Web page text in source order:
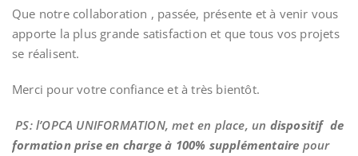
Que notre collaboration , passée, présente et à venir vous
apporte la plus grande satisfaction et que tous vos projets
se réalisent.
Merci pour votre confiance et à très bientôt.
PS: l’OPCA UNIFORMATION, met en place, un dispositif de
formation prise en charge à 100% supplémentaire pour